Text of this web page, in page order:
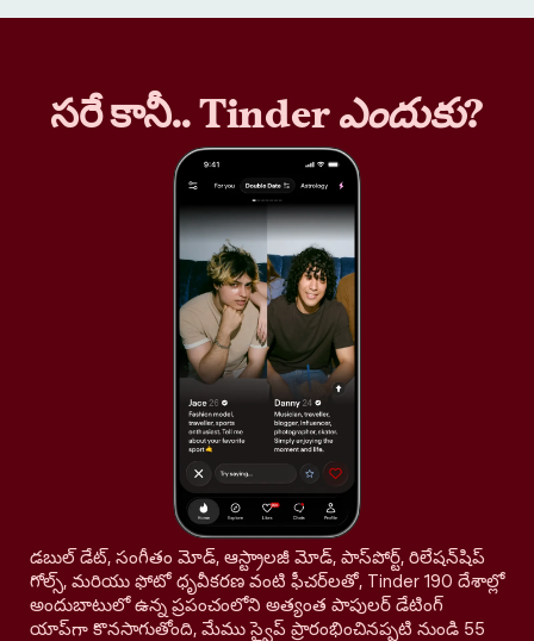
సరే కానీ.. Tinderఎందుకు?
డబుల్ డేట్, సంగీతం మోడ్, ఆస్ట్రాలజీ మోడ్, పాస్‌పోర్ట్, రిలేషన్‌షిప్
గోల్స్, మరియు ఫోటో ధృవీకరణ వంటి ఫీచర్‌లతో, Tinder 190 దేశాల్లో
అందుబాటులో ఉన్న ప్రపంచంలోని అత్యంత పాపులర్ డేటింగ్
యాప్‌గా కొనసాగుతోంది, మేము స్వైప్ ప్రారంభించినప్పటి నుండి 55